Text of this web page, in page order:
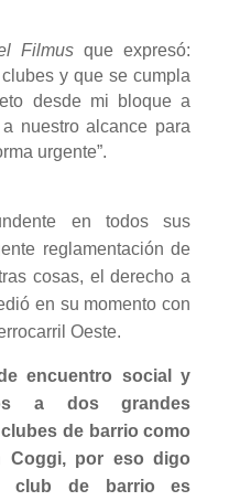
Filmus que expresó:
y que se cumpla
desde mi bloque a
nuestro alcance para
urgente”.
en todos sus
reglamentación de
cosas, el derecho a
en su momento con
Oeste.
encuentro social y
a dos grandes
de barrio como
Coggi, por eso digo
club de barrio es